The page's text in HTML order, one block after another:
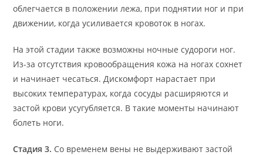
облегчается в положении лежа, при поднятии ног и при
движении, когда усиливается кровоток в ногах.
На этой стадии также возможны ночные судороги ног.
Из-за отсутствия кровообращения кожа на ногах сохнет
и начинает чесаться. Дискомфорт нарастает при
высоких температурах, когда сосуды расширяются и
застой крови усугубляется. В такие моменты начинают
болеть ноги.
Стадия 3. Со временем вены не выдерживают застой